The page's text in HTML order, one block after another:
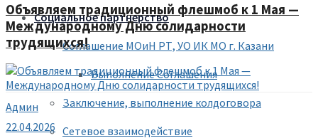
Социальное партнерство
Соглашение МОиН РТ, УО ИК МО г. Казани
Выполнение Соглашения
Заключение, выполнение колдоговора
Сетевое взаимодействие
Объявляем традиционный флешмоб к 1 Мая —
Международному Дню солидарности
трудящихся!
Админ
22.04.2026